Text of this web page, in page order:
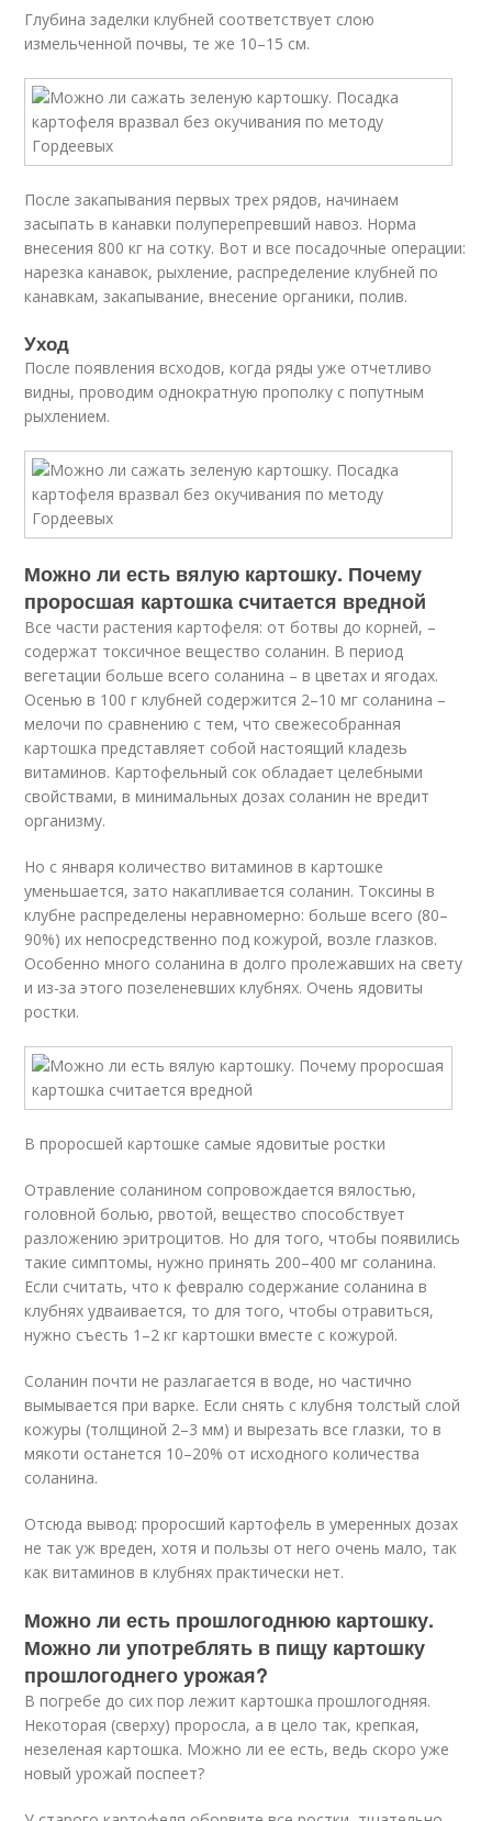
Глубина заделки клубней соответствует слою
измельченной почвы, те же 10–15 см.
После закапывания первых трех рядов, начинаем
засыпать в канавки полуперепревший навоз. Норма
внесения 800 кг на сотку. Вот и все посадочные операции:
нарезка канавок, рыхление, распределение клубней по
канавкам, закапывание, внесение органики, полив.
Уход
После появления всходов, когда ряды уже отчетливо
видны, проводим однократную прополку с попутным
рыхлением.
Можно ли есть вялую картошку. Почему
проросшая картошка считается вредной
Все части растения картофеля: от ботвы до корней, –
содержат токсичное вещество соланин. В период
вегетации больше всего соланина – в цветах и ягодах.
Осенью в 100 г клубней содержится 2–10 мг соланина –
мелочи по сравнению с тем, что свежесобранная
картошка представляет собой настоящий кладезь
витаминов. Картофельный сок обладает целебными
свойствами, в минимальных дозах соланин не вредит
организму.
Но с января количество витаминов в картошке
уменьшается, зато накапливается соланин. Токсины в
клубне распределены неравномерно: больше всего (80–
90%) их непосредственно под кожурой, возле глазков.
Особенно много соланина в долго пролежавших на свету
и из-за этого позеленевших клубнях. Очень ядовиты
ростки.
В проросшей картошке самые ядовитые ростки
Отравление соланином сопровождается вялостью,
головной болью, рвотой, вещество способствует
разложению эритроцитов. Но для того, чтобы появились
такие симптомы, нужно принять 200–400 мг соланина.
Если считать, что к февралю содержание соланина в
клубнях удваивается, то для того, чтобы отравиться,
нужно съесть 1–2 кг картошки вместе с кожурой.
Соланин почти не разлагается в воде, но частично
вымывается при варке. Если снять с клубня толстый слой
кожуры (толщиной 2–3 мм) и вырезать все глазки, то в
мякоти останется 10–20% от исходного количества
соланина.
Отсюда вывод: проросший картофель в умеренных дозах
не так уж вреден, хотя и пользы от него очень мало, так
как витаминов в клубнях практически нет.
Можно ли есть прошлогоднюю картошку.
Можно ли употреблять в пищу картошку
прошлогоднего урожая?
В погребе до сих пор лежит картошка прошлогодняя.
Некоторая (сверху) проросла, а в цело так, крепкая,
незеленая картошка. Можно ли ее есть, ведь скоро уже
новый урожай поспеет?